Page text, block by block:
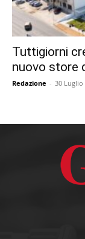
Tuttigiorni
nuovo store
Redazione - 30 Luglio